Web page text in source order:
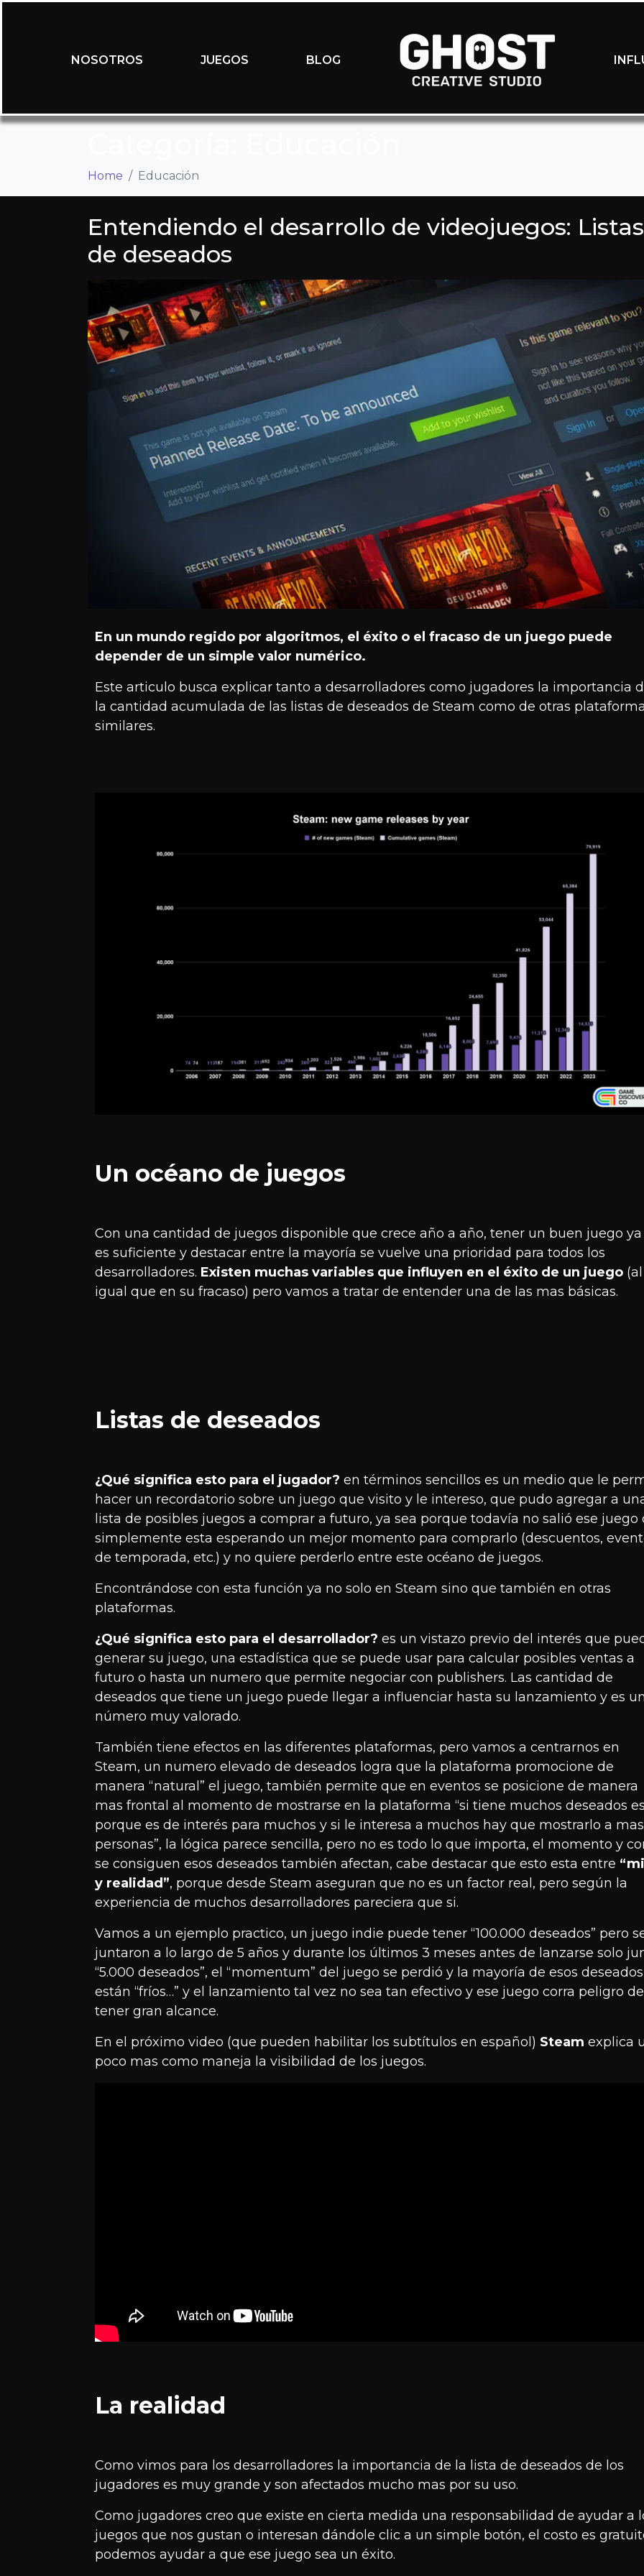
NOSOTROS JUEGOS BLOG
Home Educación
Entendiendo el desarrollo de videojuegos: Listas
de deseados
En un mundo regido por algoritmos, el éxito o el fracaso de un juego puede
depender de un simple valor numérico.
Este articulo busca explicar tanto a desarrolladores como jugadores la importancia
la cantidad acumulada de las listas de deseados de Steam como de otras
similares.
Un océano de juegos
Con una cantidad de juegos disponible que crece año a año, tener un buen juego
es suficiente y destacar entre la mayoría se vuelve una prioridad para todos los
desarrolladores. Existen muchas variables que influyen en el éxito de un juego (al
igual que en su fracaso) pero vamos a tratar de entender una de las mas básicas.
Listas de deseados
¿Qué significa esto para el jugador? en términos sencillos es un medio que le
hacer un recordatorio sobre un juego que visito y le intereso, que pudo agregar a
lista de posibles juegos a comprar a futuro, ya sea porque todavía no salió ese juego
simplemente esta esperando un mejor momento para comprarlo (descuentos,
de temporada, etc.) y no quiere perderlo entre este océano de juegos.
Encontrándose con esta función ya no solo en Steam sino que también en otras
plataformas.
¿Qué significa esto para el desarrollador? es un vistazo previo del interés que
generar su juego, una estadística que se puede usar para calcular posibles ventas a
futuro o hasta un numero que permite negociar con publishers. Las cantidad de
deseados que tiene un juego puede llegar a influenciar hasta su lanzamiento y es
número muy valorado.
También tiene efectos en las diferentes plataformas, pero vamos a centrarnos en
Steam, un numero elevado de deseados logra que la plataforma promocione de
manera “natural” el juego, también permite que en eventos se posicione de manera
mas frontal al momento de mostrarse en la plataforma “si tiene muchos deseados
porque es de interés para muchos y si le interesa a muchos hay que mostrarlo a mas
personas”, la lógica parece sencilla, pero no es todo lo que importa, el momento y
se consiguen esos deseados también afectan, cabe destacar que esto esta entre
y realidad”, porque desde Steam aseguran que no es un factor real, pero según la
experiencia de muchos desarrolladores pareciera que si.
Vamos a un ejemplo practico, un juego indie puede tener “100.000 deseados” pero
juntaron a lo largo de 5 años y durante los últimos 3 meses antes de lanzarse solo
“5.000 deseados”, el “momentum” del juego se perdió y la mayoría de esos deseados
están “fríos…” y el lanzamiento tal vez no sea tan efectivo y ese juego corra peligro
tener gran alcance.
En el próximo video (que pueden habilitar los subtítulos en español) Steam explica
poco mas como maneja la visibilidad de los juegos.
La realidad
Como vimos para los desarrolladores la importancia de la lista de deseados de los
jugadores es muy grande y son afectados mucho mas por su uso.
Como jugadores creo que existe en cierta medida una responsabilidad de ayudar a
juegos que nos gustan o interesan dándole clic a un simple botón, el costo es
podemos ayudar a que ese juego sea un éxito.